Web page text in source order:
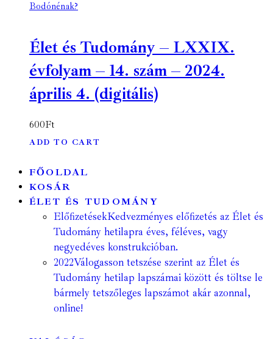
Bodónénak?
Élet és Tudomány – LXXIX.
évfolyam – 14. szám – 2024.
április 4. (digitális)
600Ft
ADD TO CART
FŐOLDAL
KOSÁR
ÉLET ÉS TUDOMÁNY
ElőfizetésekKedvezményes előfizetés az Élet és
Tudomány hetilapra éves, féléves, vagy
negyedéves konstrukcióban.
2022Válogasson tetszése szerint az Élet és
Tudomány hetilap lapszámai között és töltse le
bármely tetszőleges lapszámot akár azonnal,
online!